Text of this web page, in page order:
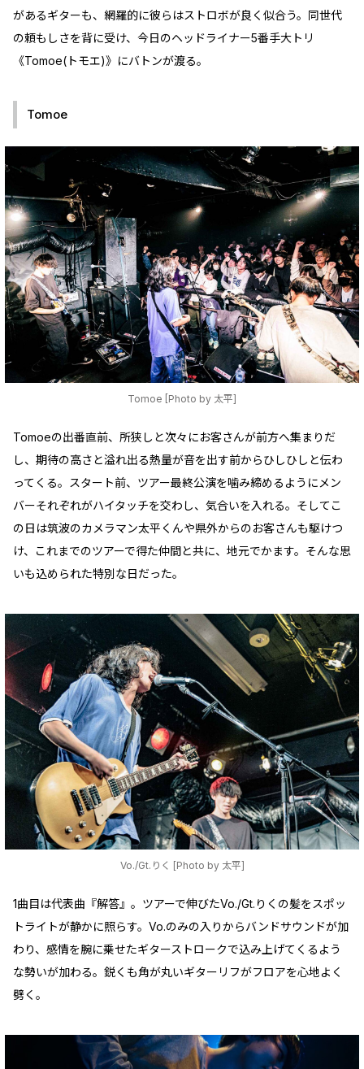
があるギターも、網羅的に彼らはストロボが良く似合う。同世代
の頼もしさを背に受け、今日のヘッドライナー5番手大トリ
《Tomoe(トモエ)》にバトンが渡る。
Tomoe
Tomoe [Photo by 太平]
Tomoeの出番直前、所狭しと次々にお客さんが前方へ集まりだ
し、期待の高さと溢れ出る熱量が音を出す前からひしひしと伝わ
ってくる。スタート前、ツアー最終公演を噛み締めるようにメン
バーそれぞれがハイタッチを交わし、気合いを入れる。そしてこ
の日は筑波のカメラマン太平くんや県外からのお客さんも駆けつ
け、これまでのツアーで得た仲間と共に、地元でかます。そんな思
いも込められた特別な日だった。
Vo./Gt.りく [Photo by 太平]
1曲目は代表曲『解答』。ツアーで伸びたVo./Gt.りくの髪をスポッ
トライトが静かに照らす。Vo.のみの入りからバンドサウンドが加
わり、感情を腕に乗せたギターストロークで込み上げてくるよう
な勢いが加わる。鋭くも角が丸いギターリフがフロアを心地よく
劈く。